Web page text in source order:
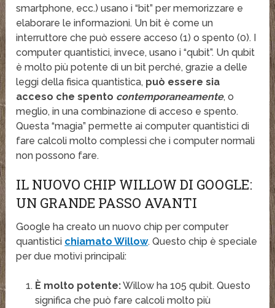
smartphone, ecc.) usano i “bit” per memorizzare e
elaborare le informazioni. Un bit è come un
interruttore che può essere acceso (1) o spento (0). I
computer quantistici, invece, usano i “qubit”. Un qubit
è molto più potente di un bit perché, grazie a delle
leggi della fisica quantistica, può essere sia
acceso che spento contemporaneamente, o
meglio, in una combinazione di acceso e spento.
Questa “magia” permette ai computer quantistici di
fare calcoli molto complessi che i computer normali
non possono fare.
IL NUOVO CHIP WILLOW DI GOOGLE:
UN GRANDE PASSO AVANTI
Google ha creato un nuovo chip per computer
quantistici chiamato Willow. Questo chip è speciale
per due motivi principali:
È molto potente:Willow ha 105 qubit. Questo
significa che può fare calcoli molto più